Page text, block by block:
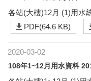
各站(大樓)12月 (1)用水
PDF(64.6 KB)
2020-03-02
108年1~12月用水資料